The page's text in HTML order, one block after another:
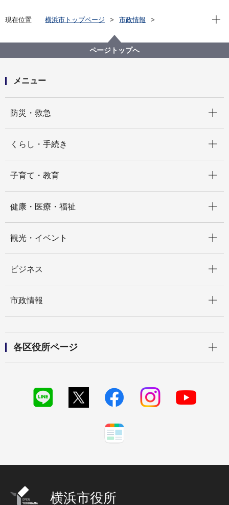
現在位置 横浜市トップページ
市政情報
＃いただき金沢区 Instagram投稿キャンペーンを実施
します
現在
ページトップへ
メニュー
防災・救急
くらし・手続き
子育て・教育
健康・医療・福祉
観光・イベント
ビジネス
市政情報
各区役所ページ
横浜市役所